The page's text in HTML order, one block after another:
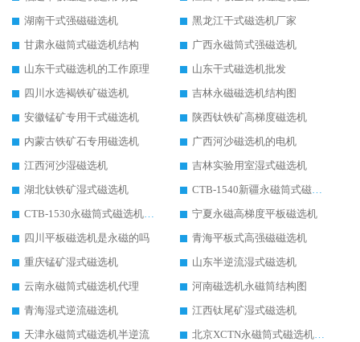
湖南干式强磁磁选机
黑龙江干式磁选机厂家
甘肃永磁筒式磁选机结构
广西永磁筒式强磁选机
山东干式磁选机的工作原理
山东干式磁选机批发
四川水选褐铁矿磁选机
吉林永磁磁选机结构图
安徽锰矿专用干式磁选机
陕西钛铁矿高梯度磁选机
内蒙古铁矿石专用磁选机
广西河沙磁选机的电机
江西河沙湿磁选机
吉林实验用室湿式磁选机
湖北钛铁矿湿式磁选机
CTB-1540新疆永磁筒式磁选机
CTB-1530永磁筒式磁选机代理商
宁夏永磁高梯度平板磁选机
四川平板磁选机是永磁的吗
青海平板式高强磁磁选机
重庆锰矿湿式磁选机
山东半逆流湿式磁选机
云南永磁筒式磁选机代理
河南磁选机永磁筒结构图
青海湿式逆流磁选机
江西钛尾矿湿式磁选机
天津永磁筒式磁选机半逆流
北京XCTN永磁筒式磁选机磁块位置